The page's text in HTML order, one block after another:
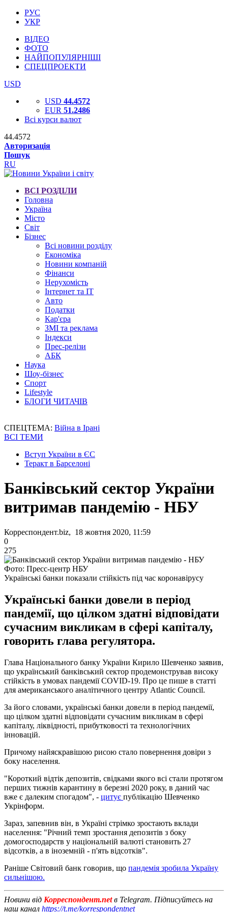
РУС
УКР
ВІДЕО
ФОТО
НАЙПОПУЛЯРНІШІ
СПЕЦПРОЕКТИ
USD
USD 44.4572
EUR 51.2486
Всі курси валют
44.4572
Авторизація
Пошук
RU
ВСІ РОЗДІЛИ
Головна
Україна
Місто
Світ
Бізнес
Всі новини розділу
Економіка
Новини компаній
Фінанси
Нерухомість
Інтернет та IT
Авто
Податки
Кар'єра
ЗМІ та реклама
Індекси
Прес-релізи
АБК
Наука
Шоу-бізнес
Спорт
Lifestyle
БЛОГИ ЧИТАЧІВ
СПЕЦТЕМА: Війна в Ірані
ВСІ ТЕМИ
Вступ України в ЄС
Теракт в Барселоні
Банківський сектор України
витримав пандемію - НБУ
Корреспондент.biz, 18 жовтня 2020, 11:59
0
275
Фото: Пресс-центр НБУ
Українські банки показали стійкість під час коронавірусу
Українські банки довели в період
пандемії, що цілком здатні відповідати
сучасним викликам в сфері капіталу,
говорить глава регулятора.
Глава Національного банку України Кирило Шевченко заявив,
що український банківський сектор продемонстрував високу
стійкість в умовах пандемії COVID-19. Про це пише в статті
для американського аналітичного центру Atlantic Council.
За його словами, українські банки довели в період пандемії,
що цілком здатні відповідати сучасним викликам в сфері
капіталу, ліквідності, прибутковості та технологічних
інновацій.
Причому найяскравішою рисою стало повернення довіри з
боку населення.
"Короткий відтік депозитів, свідками якого всі стали протягом
перших тижнів карантину в березні 2020 року, в даний час
вже є далеким спогадом", - цитує публікацію Шевченко
Укрінформ.
Зараз, запевнив він, в Україні стрімко зростають вклади
населення: "Річний темп зростання депозитів з боку
домогосподарств у національній валюті становить 27
відсотків, а в іноземній - п'ять відсотків".
Раніше Світовий банк говорив, що пандемія зробила Україну
сильнішою.
Новини від Корреспондент.netв Telegram. Підписуйтесь на
наш канал https://t.me/korrespondentnet